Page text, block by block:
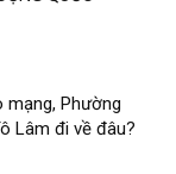
mạng, Phường
Lâm đi về đâu?